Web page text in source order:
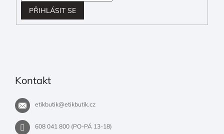
PŘIHLÁSIT SE
Kontakt
etikbutik@etikbutik.cz
608 041 800 (PO-PÁ 13-18)